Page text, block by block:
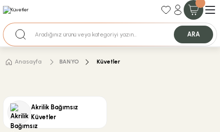
Nakit Ödemeli Özel Fiyatlar için Bizden Teklif Alabilirsiniz.
ARA
Anasayfa BANYO Küvetler
Akrilik Bağımsız
Küvetler